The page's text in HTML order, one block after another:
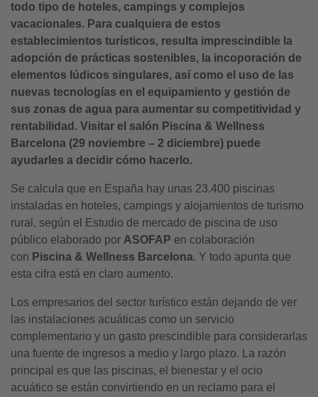
todo tipo de hoteles, campings y complejos
vacacionales. Para cualquiera de estos
establecimientos turísticos, resulta imprescindible la
adopción de prácticas sostenibles, la incoporación de
elementos lúdicos singulares, así como el uso de las
nuevas tecnologías en el equipamiento y gestión de
sus zonas de agua para aumentar su competitividad y
rentabilidad. Visitar el salón Piscina & Wellness
Barcelona (29 noviembre – 2 diciembre) puede
ayudarles a decidir cómo hacerlo.
Se calcula que en España hay unas 23.400 piscinas
instaladas en hoteles, campings y alojamientos de turismo
rural, según el Estudio de mercado de piscina de uso
público elaborado por ASOFAP en colaboración
con Piscina & Wellness Barcelona. Y todo apunta que
esta cifra está en claro aumento.
Los empresarios del sector turístico están dejando de ver
las instalaciones acuáticas como un servicio
complementario y un gasto prescindible para considerarlas
una fuente de ingresos a medio y largo plazo. La razón
principal es que las piscinas, el bienestar y el ocio
acuático se están convirtiendo en un reclamo para el